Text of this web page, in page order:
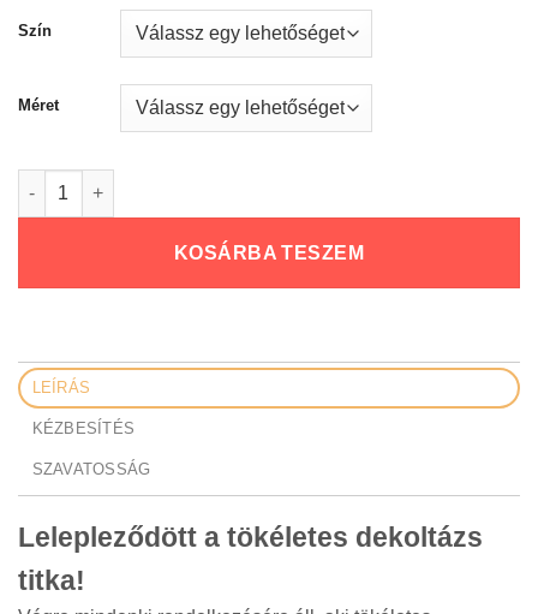
Szín
Méret
Bare Bra mennyiség
KOSÁRBA TESZEM
LEÍRÁS
KÉZBESÍTÉS
SZAVATOSSÁG
Lelepleződött a tökéletes dekoltázs
titka!